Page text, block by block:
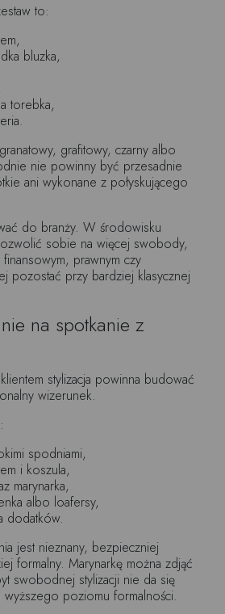
to:
bluzka,
torebka,
grafitowy, czarny albo
nie powinny być przesadnie
ani wykonane z połyskującego
do branży. W środowisku
sobie na więcej swobody,
prawnym czy
pozostać przy bardziej klasycznej
na spotkanie z
stylizacja powinna budować
wizerunek.
spodniami,
i koszula,
marynarka,
albo loafersy,
dodatków.
jest nieznany, bezpieczniej
formalny. Marynarkę można zdjąć
swobodnej stylizacji nie da się
poziomu formalności.